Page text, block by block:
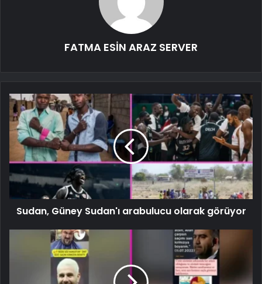
FATMA ESİN ARAZ SERVER
Sudan, Güney Sudan'ı arabulucu olarak görüyor